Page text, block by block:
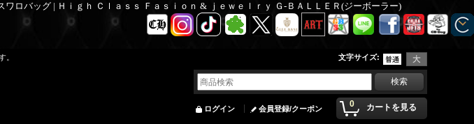
ロバッグ | Ｈｉｇｈ Ｃｌａｓｓ Ｆａｓｉｏｎ & ｊｅｗｅｌｒｙ Ｇ-ＢＡＬＬＥＲ(ジーボーラー)
。 文字サイズ:
0 カートを見る
ログイン 会員登録/クーポン